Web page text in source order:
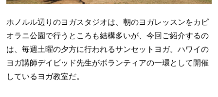
ホノルル辺りのヨガスタジオは、朝のヨガレッスンをカピ
オラニ公園で行うところも結構多いが、今回ご紹介するの
は、毎週土曜の夕方に行われるサンセットヨガ。ハワイの
ヨガ講師デイビッド先生がボランティアの一環として開催
しているヨガ教室だ。